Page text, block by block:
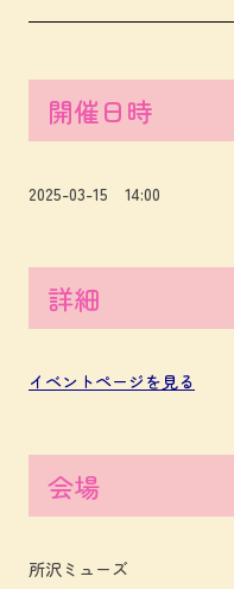
開催日時
2025-03-15 14:00
詳細
イベントページを見る
会場
所沢ミューズ